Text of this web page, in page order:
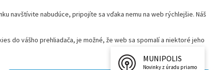
navštívite nabudúce, pripojíte sa vďaka nemu na web rýchlejšie. Náš
do vášho prehliadača, je možné, že web sa spomalí a niektoré jeho
Primátorka:primatorka@leopoldov.sk
webmaster@leopoldov.sk
MUNIPOLIS
Novinky z úradu priamo